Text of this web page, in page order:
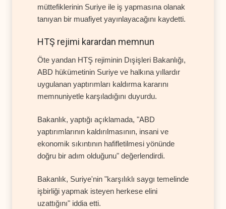
müttefiklerinin Suriye ile iş yapmasına olanak
tanıyan bir muafiyet yayınlayacağını kaydetti.
HTŞ rejimi karardan memnun
Öte yandan HTŞ rejiminin Dışişleri Bakanlığı,
ABD hükümetinin Suriye ve halkına yıllardır
uygulanan yaptırımları kaldırma kararını
memnuniyetle karşıladığını duyurdu.
Bakanlık, yaptığı açıklamada, "ABD
yaptırımlarının kaldırılmasının, insani ve
ekonomik sıkıntının hafifletilmesi yönünde
doğru bir adım olduğunu" değerlendirdi.
Bakanlık, Suriye'nin "karşılıklı saygı temelinde
işbirliği yapmak isteyen herkese elini
uzattığını" iddia etti.